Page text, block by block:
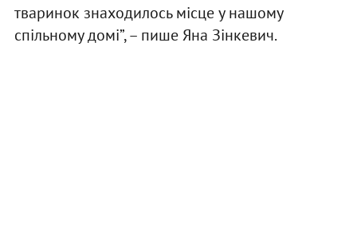
тваринок знаходилось місце у нашому
спільному домі”, – пише Яна Зінкевич.